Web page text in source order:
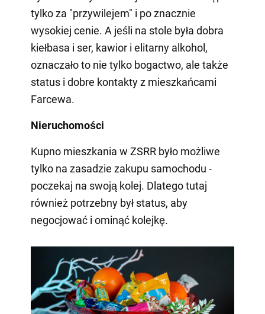
tylko za "przywilejem" i po znacznie
wysokiej cenie. A jeśli na stole była dobra
kiełbasa i ser, kawior i elitarny alkohol,
oznaczało to nie tylko bogactwo, ale także
status i dobre kontakty z mieszkańcami
Farcewa.
Nieruchomości
Kupno mieszkania w ZSRR było możliwe
tylko na zasadzie zakupu samochodu -
poczekaj na swoją kolej. Dlatego tutaj
również potrzebny był status, aby
negocjować i ominąć kolejkę.